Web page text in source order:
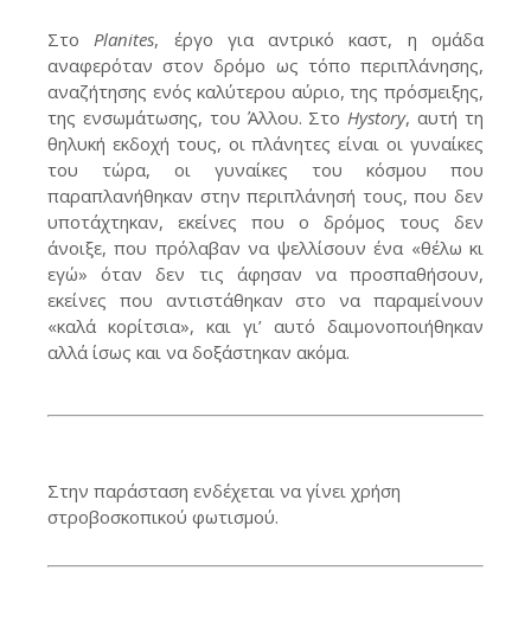
Στο Planites, έργο για αντρικό καστ, η ομάδα
αναφερόταν στον δρόμο ως τόπο περιπλάνησης,
αναζήτησης ενός καλύτερου αύριο, της πρόσμειξης,
της ενσωμάτωσης, του Άλλου. Στο Hystory, αυτή τη
θηλυκή εκδοχή τους, οι πλάνητες είναι οι γυναίκες
του τώρα, οι γυναίκες του κόσμου που
παραπλανήθηκαν στην περιπλάνησή τους, που δεν
υποτάχτηκαν, εκείνες που ο δρόμος τους δεν
άνοιξε, που πρόλαβαν να ψελλίσουν ένα «θέλω κι
εγώ» όταν δεν τις άφησαν να προσπαθήσουν,
εκείνες που αντιστάθηκαν στο να παραμείνουν
«καλά κορίτσια», και γι’ αυτό δαιμονοποιήθηκαν
αλλά ίσως και να δοξάστηκαν ακόμα.
Στην παράσταση ενδέχεται να γίνει χρήση
στροβοσκοπικού φωτισμού.